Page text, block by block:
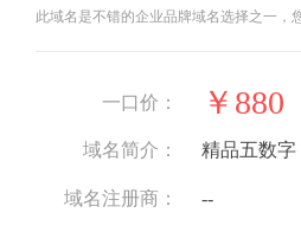
此域名是不错的企业品牌域名选择之一，
一口价： ￥880
域名简介： 精品五数字
域名注册商： --